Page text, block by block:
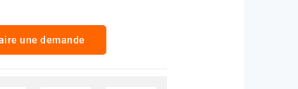
une demande